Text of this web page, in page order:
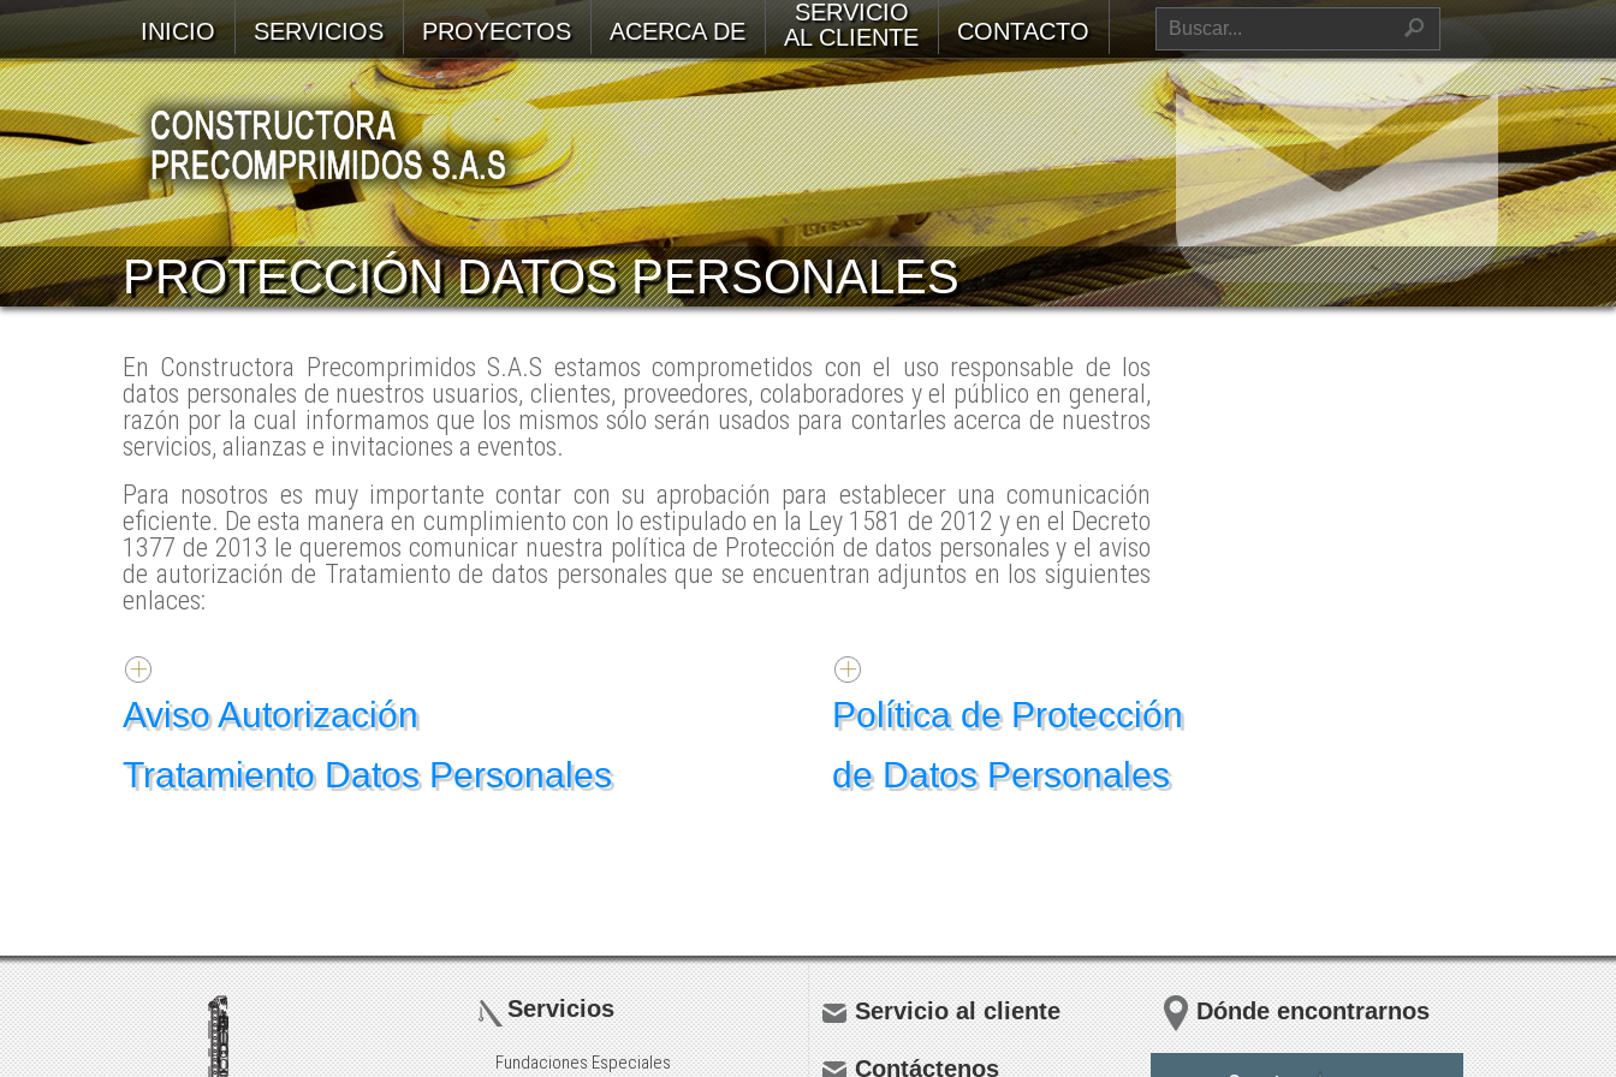
INICIO SERVICIOS PROYECTOS ACERCA DE
SERVICIO
AL CLIENTE
CONTACTO
PROTECCIÓN DATOS PERSONALES
En Constructora Precomprimidos S.A.S estamos comprometidos con el uso responsable de los
datos personales de nuestros usuarios, clientes, proveedores, colaboradores y el público en general,
razón por la cual informamos que los mismos sólo serán usados para contarles acerca de nuestros
servicios, alianzas e invitaciones a eventos.
Para nosotros es muy importante contar con su aprobación para establecer una comunicación
eficiente. De esta manera en cumplimiento con lo estipulado en la Ley 1581 de 2012 y en el Decreto
1377 de 2013 le queremos comunicar nuestra política de Protección de datos personales y el aviso
de autorización de Tratamiento de datos personales que se encuentran adjuntos en los siguientes
enlaces:
Aviso Autorización
Tratamiento Datos Personales
Política de Protección
de Datos Personales
Servicios
Fundaciones Especiales
Servicio al cliente
Contáctenos
Dónde encontrarnos